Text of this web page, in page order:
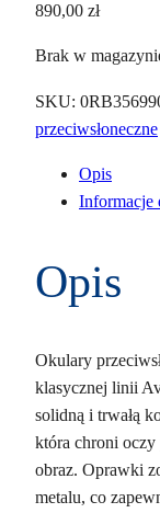
890,00 zł
Brak w
SKU:
przeciwsłoneczne
Opis
Informacje
Opis
Okulary
klasycznej linii
solidną i trwałą
która chroni
obraz. Oprawki
metalu, co